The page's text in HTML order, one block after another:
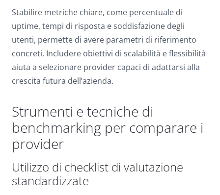
Stabilire metriche chiare, come percentuale di
uptime, tempi di risposta e soddisfazione degli
utenti, permette di avere parametri di riferimento
concreti. Includere obiettivi di scalabilità e flessibilità
aiuta a selezionare provider capaci di adattarsi alla
crescita futura dell’azienda.
Strumenti e tecniche di
benchmarking per comparare i
provider
Utilizzo di checklist di valutazione
standardizzate